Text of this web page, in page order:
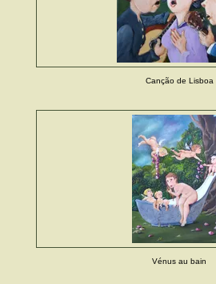
Canção de Lisboa
Vénus au bain